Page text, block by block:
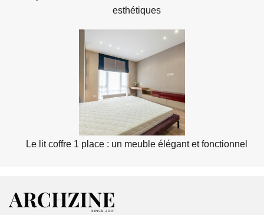
esthétiques
Le lit coffre 1 place : un meuble élégant et fonctionnel